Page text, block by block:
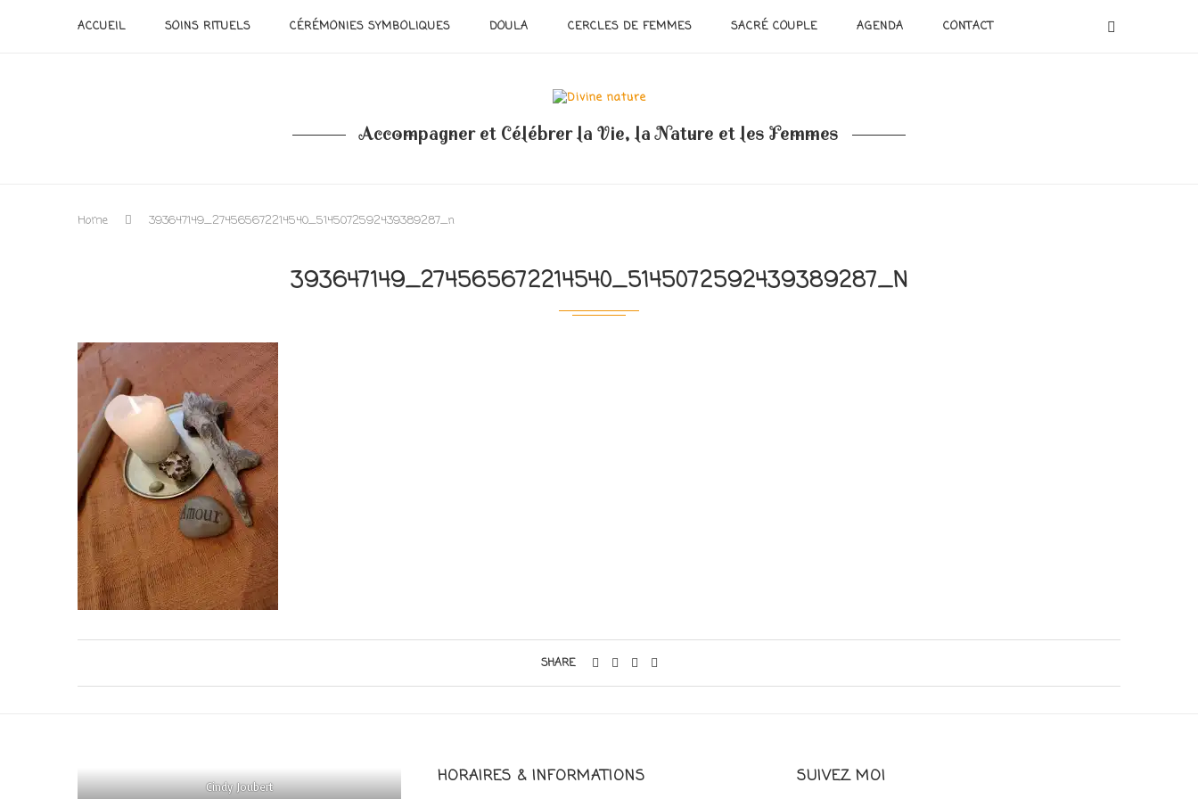
ACCUEIL SOINS RITUELS CÉRÉMONIES SYMBOLIQUES DOULA CERCLES DE FEMMES SACRÉ COUPLE AGENDA CONTACT
Accompagner et Célébrer la Vie, la Nature et les Femmes
Home 393647149_274565672214540_5145072592439389287_n
393647149_274565672214540_5145072592439389287_N
SHARE
Cindy Joubert HORAIRES & INFORMATIONS SUIVEZ MOI